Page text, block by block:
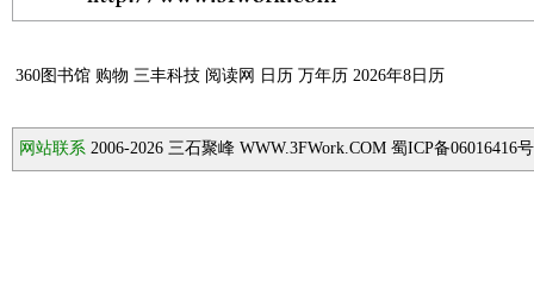
360图书馆 购物 三丰科技 阅读网 日历 万年历 2026年8日历
网站联系 2006-2026 三石聚峰 WWW.3FWork.COM 蜀ICP备06016416号